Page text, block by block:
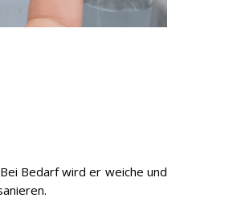
Bedarf wird er weiche und